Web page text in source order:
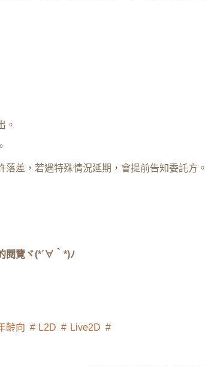
。
差，若遇特殊情況延期，會提前告知委託方。
閱覽ヾ(*´∀｀*)ﾉ
齡向 L2D
Live2D